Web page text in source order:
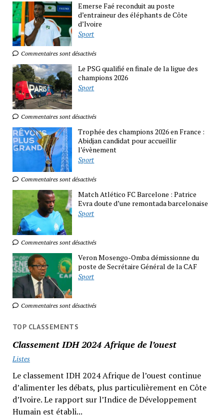
Emerse Faé reconduit au poste
d’entraineur des éléphants de Côte
d’Ivoire
Sport
Commentaires sont désactivés
Le PSG qualifié en finale de la ligue des
champions 2026
Sport
Commentaires sont désactivés
Trophée des champions 2026 en France :
Abidjan candidat pour accueillir
l’évènement
Sport
Commentaires sont désactivés
Match Atlético FC Barcelone : Patrice
Evra doute d’une remontada barcelonaise
Sport
Commentaires sont désactivés
Veron Mosengo-Omba démissionne du
poste de Secrétaire Général de la CAF
Sport
Commentaires sont désactivés
TOP CLASSEMENTS
Classement IDH 2024 Afrique de l’ouest
Listes
Le classement IDH 2024 Afrique de l’ouest continue
d’alimenter les débats, plus particulièrement en Côte
d’Ivoire. Le rapport sur l’Indice de Développement
Humain est établi...